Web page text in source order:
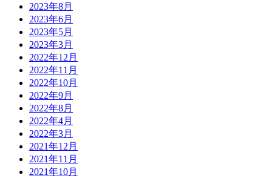
2023年8月
2023年6月
2023年5月
2023年3月
2022年12月
2022年11月
2022年10月
2022年9月
2022年8月
2022年4月
2022年3月
2021年12月
2021年11月
2021年10月